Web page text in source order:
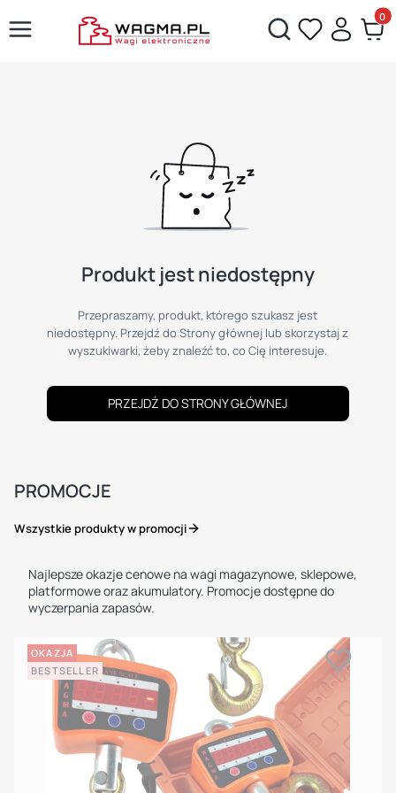
Otwórz wyszukiwarkę
Produkt jest niedostępny
Przepraszamy, produkt, którego szukasz jest
niedostępny. Przejdź do Strony głównej lub skorzystaj z
wyszukiwarki, żeby znaleźć to, co Cię interesuje.
PRZEJDŹ DO STRONY GŁÓWNEJ
PROMOCJE
Wszystkie produkty w promocji
Najlepsze okazje cenowe na wagi magazynowe, sklepowe,
platformowe oraz akumulatory. Promocje dostępne do
wyczerpania zapasów.
OKAZJA
BESTSELLER